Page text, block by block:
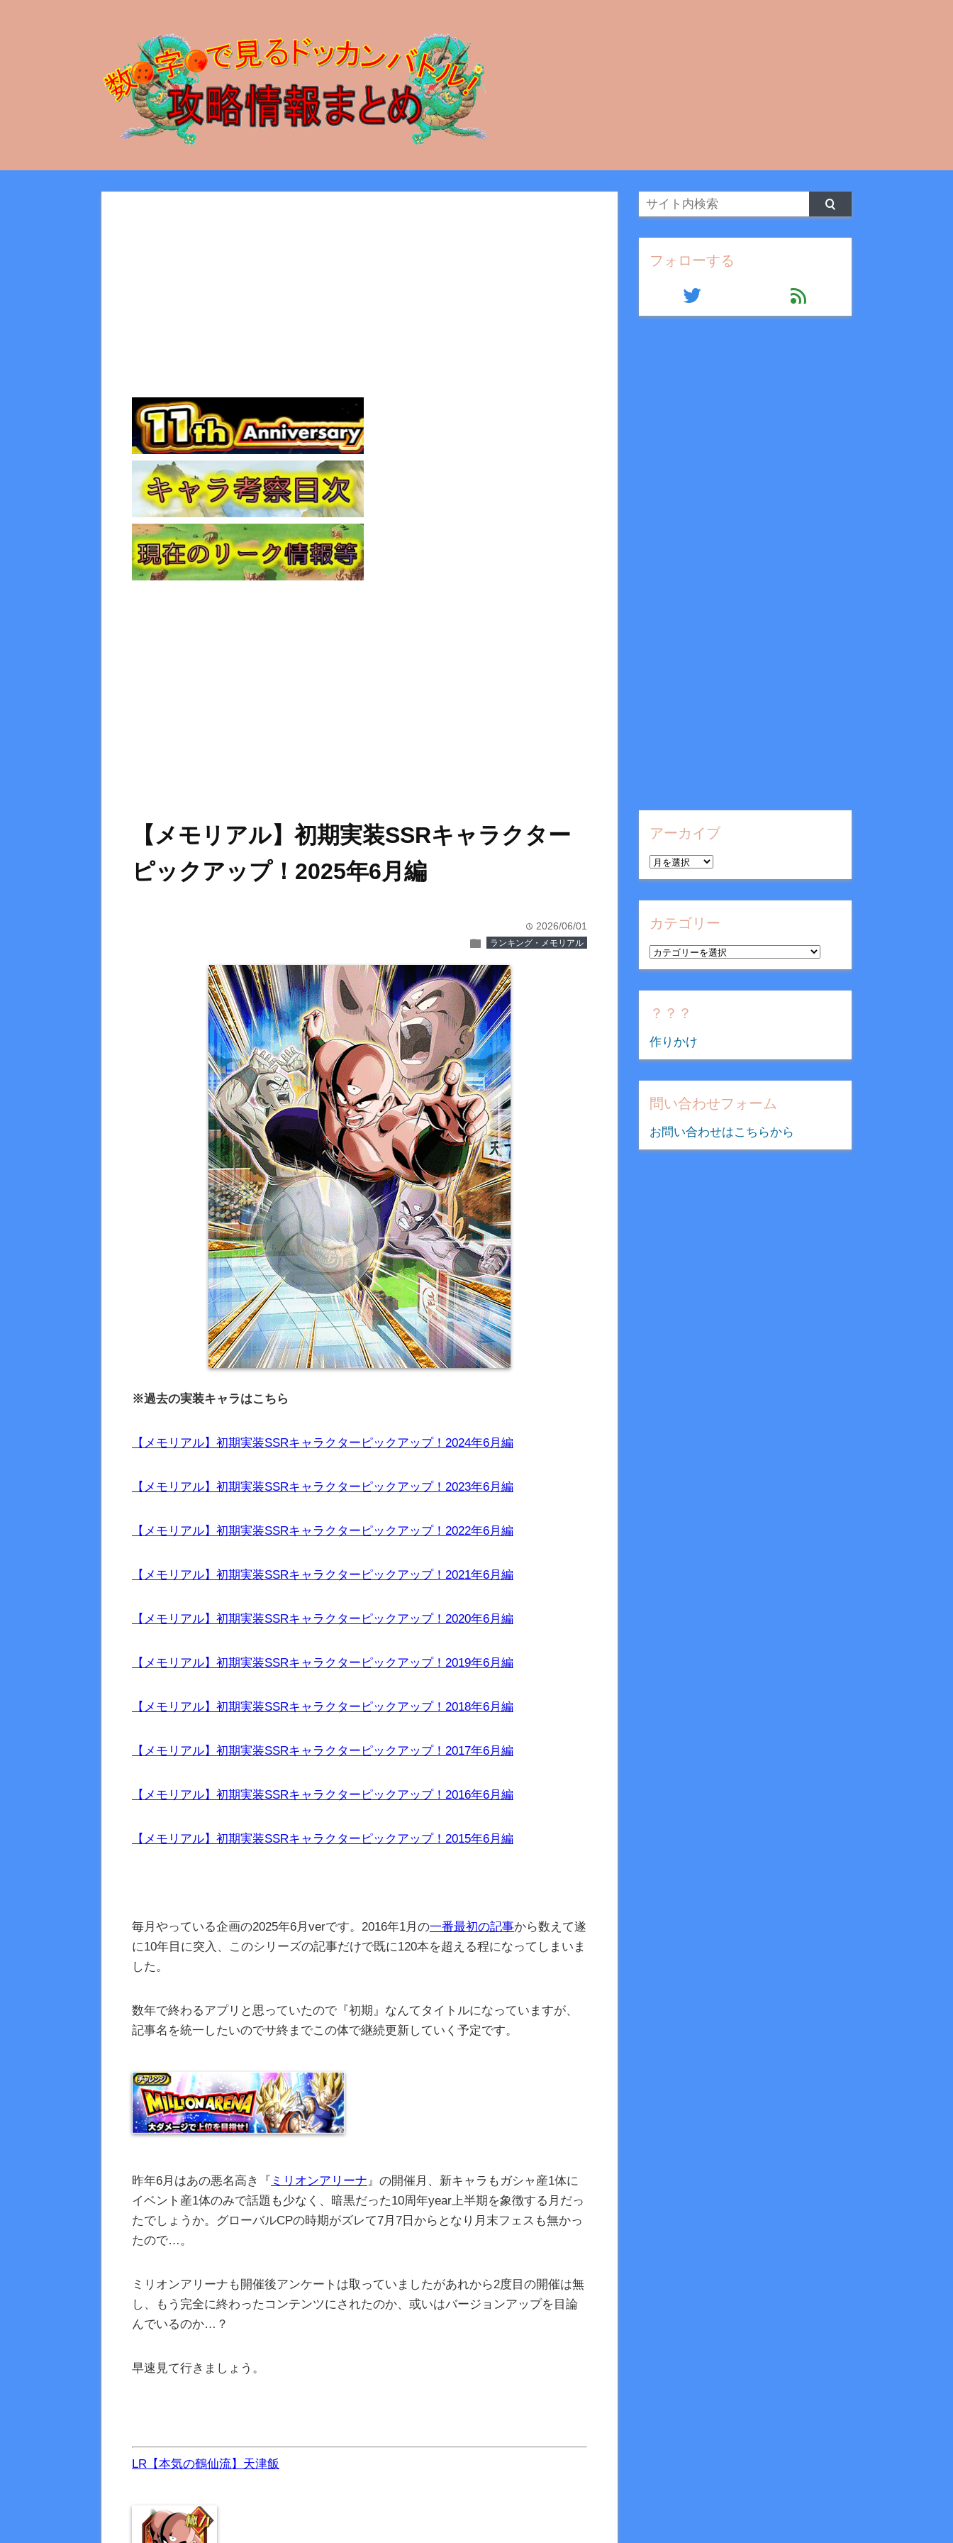
【メモリアル】初期実装SSRキャラクター
ピックアップ！2025年6月編
time 2026/06/01
folder ランキング・メモリアル
※過去の実装キャラはこちら
【メモリアル】初期実装SSRキャラクターピックアップ！2024年6月編
【メモリアル】初期実装SSRキャラクターピックアップ！2023年6月編
【メモリアル】初期実装SSRキャラクターピックアップ！2022年6月編
【メモリアル】初期実装SSRキャラクターピックアップ！2021年6月編
【メモリアル】初期実装SSRキャラクターピックアップ！2020年6月編
【メモリアル】初期実装SSRキャラクターピックアップ！2019年6月編
【メモリアル】初期実装SSRキャラクターピックアップ！2018年6月編
【メモリアル】初期実装SSRキャラクターピックアップ！2017年6月編
【メモリアル】初期実装SSRキャラクターピックアップ！2016年6月編
【メモリアル】初期実装SSRキャラクターピックアップ！2015年6月編
毎月やっている企画の2025年6月verです。2016年1月の一番最初の記事から数えて遂
に10年目に突入、このシリーズの記事だけで既に120本を超える程になってしまいま
した。
数年で終わるアプリと思っていたので『初期』なんてタイトルになっていますが、
記事名を統一したいのでサ終までこの体で継続更新していく予定です。
昨年6月はあの悪名高き『 ミリオンアリーナ』の開催月、新キャラもガシャ産1体に
イベント産1体のみで話題も少なく、暗黒だった10周年year上半期を象徴する月だっ
たでしょうか。グローバルCPの時期がズレて7月7日からとなり月末フェスも無かっ
たので…。
ミリオンアリーナも開催後アンケートは取っていましたがあれから2度目の開催は無
し、もう完全に終わったコンテンツにされたのか、或いはバージョンアップを目論
んでいるのか…？
早速見て行きましょう。
LR【本気の鶴仙流】天津飯
フォローする
twitter feed
アーカイブ
ア
ー
カ
イ
カテゴリー
カ
テ
ゴ
リ
？？？
作りかけ
問い合わせフォーム
お問い合わせはこちらから